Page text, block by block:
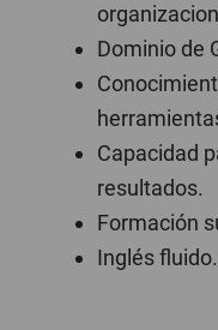
Dominio de
Capacidad
resultados.
Formación
Inglés fluido.